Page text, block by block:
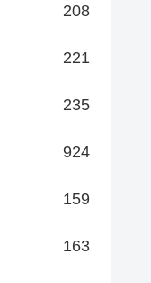
208
221
235
924
159
163